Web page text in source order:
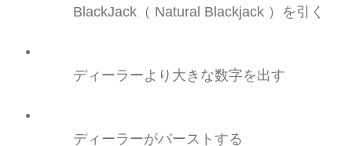
BlackJack （ Natural Blackjack ） を引く
ディーラーより大きな数字を出す
ディーラーがバーストする